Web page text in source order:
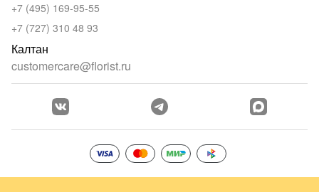
+7 (495) 169-95-55
+7 (727) 310 48 93
Калтан
customercare@florist.ru